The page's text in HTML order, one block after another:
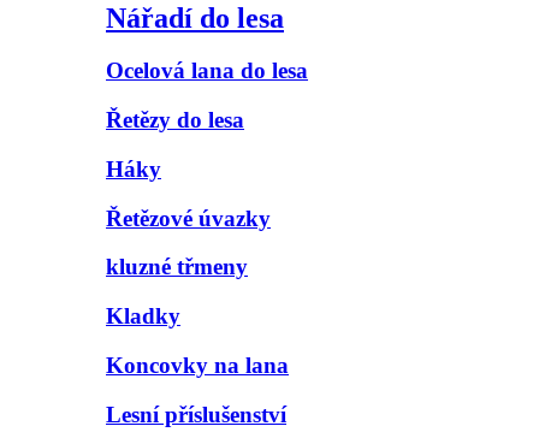
Nářadí do lesa
Ocelová lana do lesa
Řetězy do lesa
Háky
Řetězové úvazky
kluzné třmeny
Kladky
Koncovky na lana
Lesní příslušenství